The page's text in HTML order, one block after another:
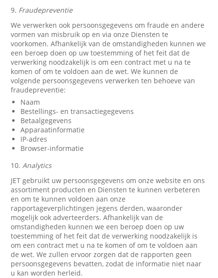
9. Fraudepreventie
We verwerken ook persoonsgegevens om fraude en andere
vormen van misbruik op en via onze Diensten te
voorkomen. Afhankelijk van de omstandigheden kunnen we
een beroep doen op uw toestemming of het feit dat de
verwerking noodzakelijk is om een contract met u na te
komen of om te voldoen aan de wet. We kunnen de
volgende persoonsgegevens verwerken ten behoeve van
fraudepreventie:
Naam
Bestellings- en transactiegegevens
Betaalgegevens
Apparaatinformatie
IP-adres
Browser-informatie
10.Analytics
JET gebruikt uw persoonsgegevens om onze website en ons
assortiment producten en Diensten te kunnen verbeteren
en om te kunnen voldoen aan onze
rapportageverplichtingen jegens derden, waaronder
mogelijk ook adverteerders. Afhankelijk van de
omstandigheden kunnen we een beroep doen op uw
toestemming of het feit dat de verwerking noodzakelijk is
om een contract met u na te komen of om te voldoen aan
de wet. We zullen ervoor zorgen dat de rapporten geen
persoonsgegevens bevatten, zodat de informatie niet naar
u kan worden herleid.